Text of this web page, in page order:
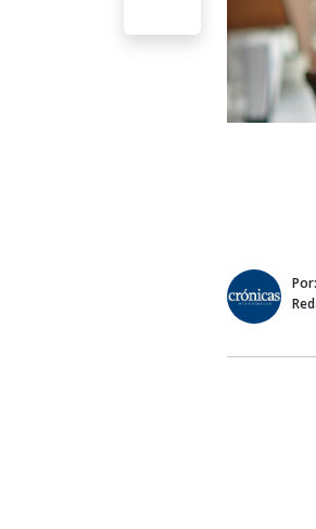
Por: